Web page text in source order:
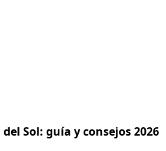
Sol: guía y consejos 2026